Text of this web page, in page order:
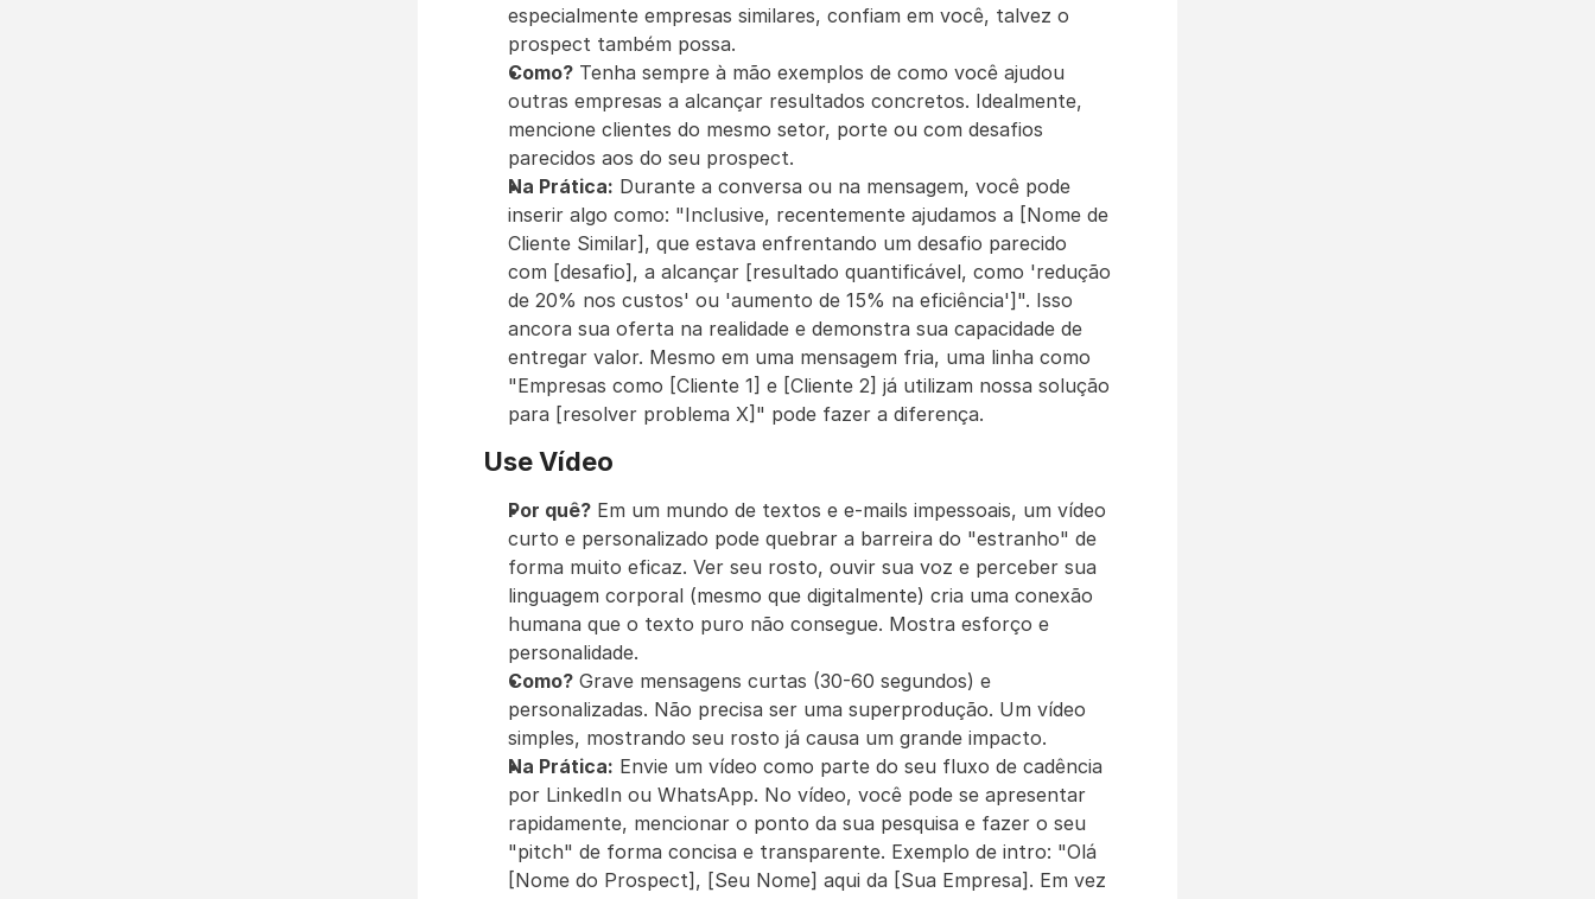
especialmente empresas similares, confiam em você, talvez o
prospect também possa.
Como? Tenha sempre à mão exemplos de como você ajudou
outras empresas a alcançar resultados concretos. Idealmente,
mencione clientes do mesmo setor, porte ou com desafios
parecidos aos do seu prospect.
Na Prática: Durante a conversa ou na mensagem, você pode
inserir algo como: "Inclusive, recentemente ajudamos a [Nome de
Cliente Similar], que estava enfrentando um desafio parecido
com [desafio], a alcançar [resultado quantificável, como 'redução
de 20% nos custos' ou 'aumento de 15% na eficiência']". Isso
ancora sua oferta na realidade e demonstra sua capacidade de
entregar valor. Mesmo em uma mensagem fria, uma linha como
"Empresas como [Cliente 1] e [Cliente 2] já utilizam nossa solução
para [resolver problema X]" pode fazer a diferença.
Use Vídeo
Por quê? Em um mundo de textos e e-mails impessoais, um vídeo
curto e personalizado pode quebrar a barreira do "estranho" de
forma muito eficaz. Ver seu rosto, ouvir sua voz e perceber sua
linguagem corporal (mesmo que digitalmente) cria uma conexão
humana que o texto puro não consegue. Mostra esforço e
personalidade.
Como? Grave mensagens curtas (30-60 segundos) e
personalizadas. Não precisa ser uma superprodução. Um vídeo
simples, mostrando seu rosto já causa um grande impacto.
Na Prática: Envie um vídeo como parte do seu fluxo de cadência
por LinkedIn ou WhatsApp. No vídeo, você pode se apresentar
rapidamente, mencionar o ponto da sua pesquisa e fazer o seu
"pitch" de forma concisa e transparente. Exemplo de intro: "Olá
[Nome do Prospect], [Seu Nome] aqui da [Sua Empresa]. Em vez